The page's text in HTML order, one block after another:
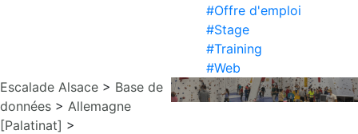
#Offre d'emploi
#Stage
#Training
#Web
Escalade Alsace > Base de
données > Allemagne
[Palatinat] >